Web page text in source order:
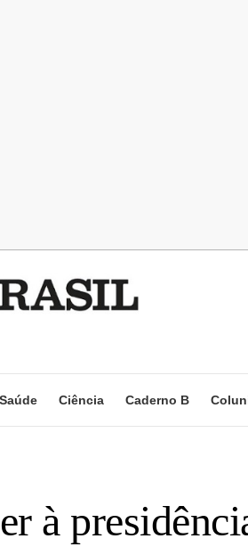
Saúde Ciência Caderno B
à